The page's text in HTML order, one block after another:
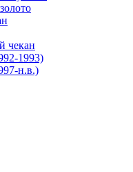
чекан
1993)
н.в.)